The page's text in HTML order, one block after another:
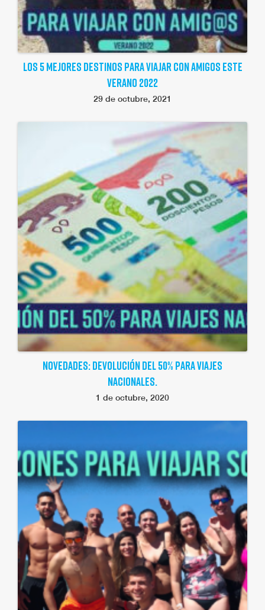
LOS 5 MEJORES DESTINOS PARA VIAJAR CON AMIGOS ESTE
VERANO 2022
29 de octubre, 2021
NOVEDADES: DEVOLUCIÓN DEL 50% PARA VIAJES
NACIONALES.
1 de octubre, 2020